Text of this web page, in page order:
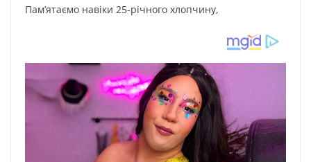
Пам’ятаємо навіки 25-річного хлопчину,